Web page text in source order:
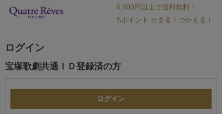
6,000円以上で送料無料！
Sポイント たまる！つかえる！
ログイン
宝塚歌劇共通ＩＤ登録済の方